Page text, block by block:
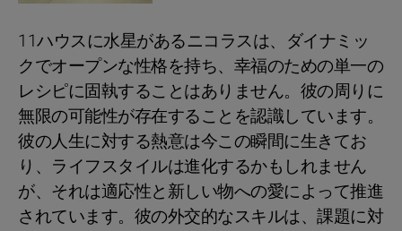
11ハウスに水星があるニコラスは、ダイナミッ
クでオープンな性格を持ち、幸福のための単一の
レシピに固執することはありません。彼の周りに
無限の可能性が存在することを認識しています。
彼の人生に対する熱意は今この瞬間に生きてお
り、ライフスタイルは進化するかもしれません
が、それは適応性と新しい物への愛によって推進
されています。彼の外交的なスキルは、課題に対